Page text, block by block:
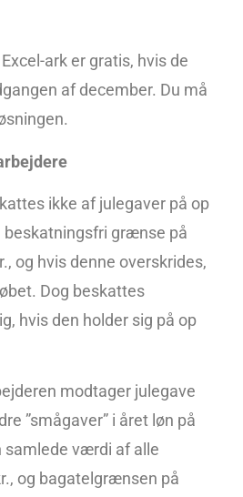
ark er gratis, hvis de
af december. Du må
ikke af julegaver på op
beskatningsfri grænse på
og hvis denne overskrides,
Dog beskattes
hvis den holder sig på op
modtager julegave
”smågaver” i året løn på
samlede værdi af alle
og bagatelgrænsen på